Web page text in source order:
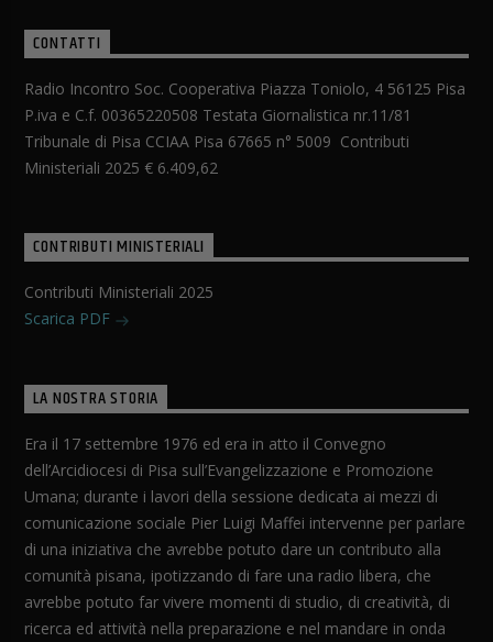
CONTATTI
Radio Incontro Soc. Cooperativa Piazza Toniolo, 4 56125 Pisa
P.iva e C.f. 00365220508 Testata Giornalistica nr.11/81
Tribunale di Pisa CCIAA Pisa 67665 n° 5009 Contributi
Ministeriali 2025 € 6.409,62
CONTRIBUTI MINISTERIALI
Contributi Ministeriali 2025
Scarica PDF
LA NOSTRA STORIA
Era il 17 settembre 1976 ed era in atto il Convegno
dell’Arcidiocesi di Pisa sull’Evangelizzazione e Promozione
Umana; durante i lavori della sessione dedicata ai mezzi di
comunicazione sociale Pier Luigi Maffei intervenne per parlare
di una iniziativa che avrebbe potuto dare un contributo alla
comunità pisana, ipotizzando di fare una radio libera, che
avrebbe potuto far vivere momenti di studio, di creatività, di
ricerca ed attività nella preparazione e nel mandare in onda